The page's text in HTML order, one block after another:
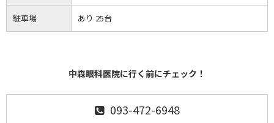
駐車場 あり 25台
中森眼科医院に行く前にチェック！
093-472-6948